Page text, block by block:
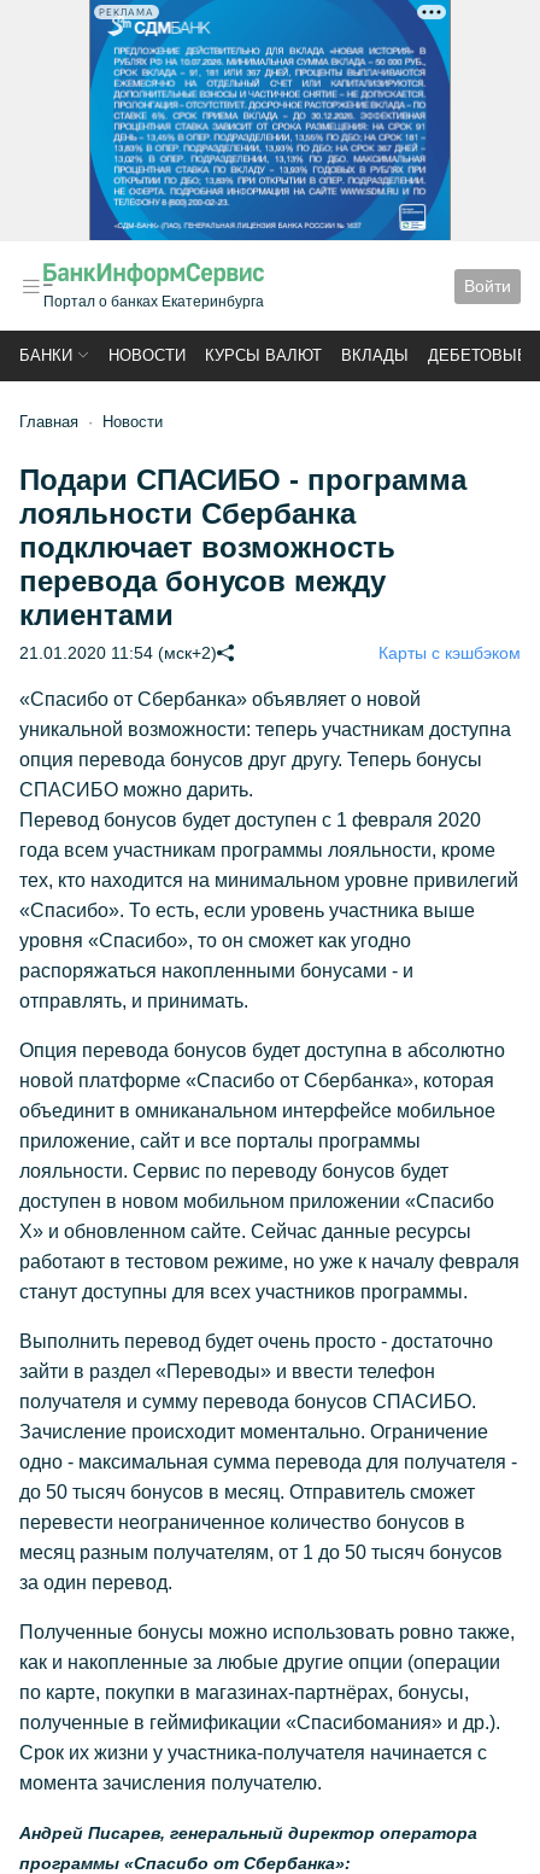
РЕКЛАМА
Портал о банках Екатеринбурга
Войти
БАНКИ НОВОСТИ КУРСЫ ВАЛЮТ ВКЛАДЫ ДЕБЕТОВЫЕ
Главная Новости
Подари СПАСИБО - программа
лояльности Сбербанка
подключает возможность
перевода бонусов между
клиентами
21.01.2020 11:54 (мск+2) Карты с кэшбэком
«Спасибо от Сбербанка» объявляет о новой
уникальной возможности: теперь участникам доступна
опция перевода бонусов друг другу. Теперь бонусы
СПАСИБО можно дарить.
Перевод бонусов будет доступен с 1 февраля 2020
года всем участникам программы лояльности, кроме
тех, кто находится на минимальном уровне привилегий
«Спасибо». То есть, если уровень участника выше
уровня «Спасибо», то он сможет как угодно
распоряжаться накопленными бонусами - и
отправлять, и принимать.
Опция перевода бонусов будет доступна в абсолютно
новой платформе «Спасибо от Сбербанка», которая
объединит в омниканальном интерфейсе мобильное
приложение, сайт и все порталы программы
лояльности. Сервис по переводу бонусов будет
доступен в новом мобильном приложении «Спасибо
Х» и обновленном сайте. Сейчас данные ресурсы
работают в тестовом режиме, но уже к началу февраля
станут доступны для всех участников программы.
Выполнить перевод будет очень просто - достаточно
зайти в раздел «Переводы» и ввести телефон
получателя и сумму перевода бонусов СПАСИБО.
Зачисление происходит моментально. Ограничение
одно - максимальная сумма перевода для получателя -
до 50 тысяч бонусов в месяц. Отправитель сможет
перевести неограниченное количество бонусов в
месяц разным получателям, от 1 до 50 тысяч бонусов
за один перевод.
Полученные бонусы можно использовать ровно также,
как и накопленные за любые другие опции (операции
по карте, покупки в магазинах-партнёрах, бонусы,
полученные в геймификации «Спасибомания» и др.).
Срок их жизни у участника-получателя начинается с
момента зачисления получателю.
Андрей Писарев, генеральный директор оператора
программы «Спасибо от Сбербанка»: